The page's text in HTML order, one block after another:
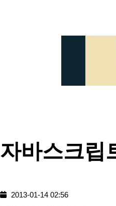
자바스크립
2013-01-14 02:56